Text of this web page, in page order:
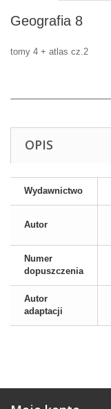
Geografia 8
tomy 4 + atlas cz.2
OPIS
Wydawnictwo
Autor
Numer
dopuszczenia
Autor
adaptacji